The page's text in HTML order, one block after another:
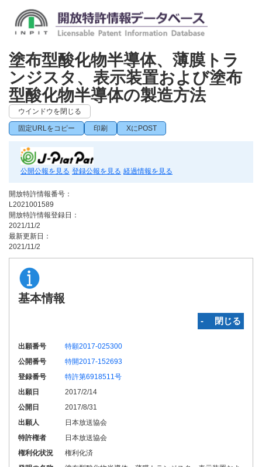
塗布型酸化物半導体、薄膜トラ
ンジスタ、表示装置および塗布
型酸化物半導体の製造方法
ウインドウを閉じる
固定URLをコピー 印刷 XにPOST
公開公報を見る 登録公報を見る 経過情報を見る
開放特許情報番号：
L2021001589
開放特許情報登録日：
2021/11/2
最新更新日：
2021/11/2
基本情報
‐ 閉じる
出願番号
特願2017-025300
公開番号
特開2017-152693
登録番号
特許第6918511号
出願日
2017/2/14
公開日
2017/8/31
出願人
日本放送協会
特許権者
日本放送協会
権利化状況
権利化済